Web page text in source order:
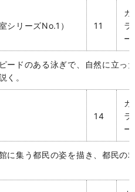
シリーズNo.1） 11
カ
ラ
ー
ードのある泳ぎで、自然に立っ
く。
14
カ
ラ
ー
に集う都民の姿を描き、都民の